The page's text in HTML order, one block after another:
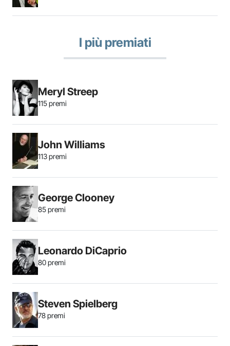
I più premiati
Meryl Streep
115 premi
John Williams
113 premi
George Clooney
85 premi
Leonardo DiCaprio
80 premi
Steven Spielberg
78 premi